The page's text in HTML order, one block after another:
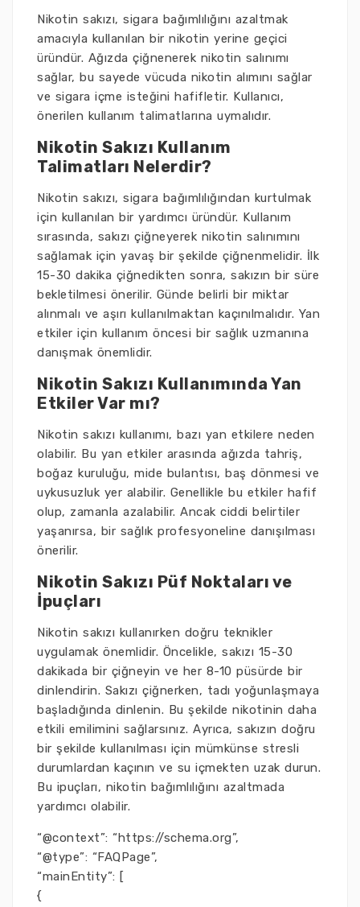
Nikotin sakızı, sigara bağımlılığını azaltmak
amacıyla kullanılan bir nikotin yerine geçici
üründür. Ağızda çiğnenerek nikotin salınımı
sağlar, bu sayede vücuda nikotin alımını sağlar
ve sigara içme isteğini hafifletir. Kullanıcı,
önerilen kullanım talimatlarına uymalıdır.
Nikotin Sakızı Kullanım
Talimatları Nelerdir?
Nikotin sakızı, sigara bağımlılığından kurtulmak
için kullanılan bir yardımcı üründür. Kullanım
sırasında, sakızı çiğneyerek nikotin salınımını
sağlamak için yavaş bir şekilde çiğnenmelidir. İlk
15-30 dakika çiğnedikten sonra, sakızın bir süre
bekletilmesi önerilir. Günde belirli bir miktar
alınmalı ve aşırı kullanılmaktan kaçınılmalıdır. Yan
etkiler için kullanım öncesi bir sağlık uzmanına
danışmak önemlidir.
Nikotin Sakızı Kullanımında Yan
Etkiler Var mı?
Nikotin sakızı kullanımı, bazı yan etkilere neden
olabilir. Bu yan etkiler arasında ağızda tahriş,
boğaz kuruluğu, mide bulantısı, baş dönmesi ve
uykusuzluk yer alabilir. Genellikle bu etkiler hafif
olup, zamanla azalabilir. Ancak ciddi belirtiler
yaşanırsa, bir sağlık profesyoneline danışılması
önerilir.
Nikotin Sakızı Püf Noktaları ve
İpuçları
Nikotin sakızı kullanırken doğru teknikler
uygulamak önemlidir. Öncelikle, sakızı 15-30
dakikada bir çiğneyin ve her 8-10 püsürde bir
dinlendirin. Sakızı çiğnerken, tadı yoğunlaşmaya
başladığında dinlenin. Bu şekilde nikotinin daha
etkili emilimini sağlarsınız. Ayrıca, sakızın doğru
bir şekilde kullanılması için mümkünse stresli
durumlardan kaçının ve su içmekten uzak durun.
Bu ipuçları, nikotin bağımlılığını azaltmada
yardımcı olabilir.
“@context”: “https://schema.org”,
“@type”: “FAQPage”,
“mainEntity”: [
{